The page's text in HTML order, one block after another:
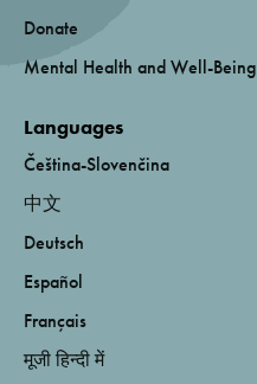
Donate
Mental Health and Well-Being
Languages
Čeština-Slovenčina
中文
Deutsch
Español
Français
मूजी हिन्दी में